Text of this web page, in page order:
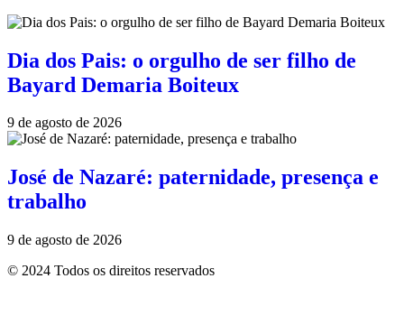
Dia dos Pais: o orgulho de ser filho de
Bayard Demaria Boiteux
9 de agosto de 2026
José de Nazaré: paternidade, presença e
trabalho
9 de agosto de 2026
© 2024 Todos os direitos reservados